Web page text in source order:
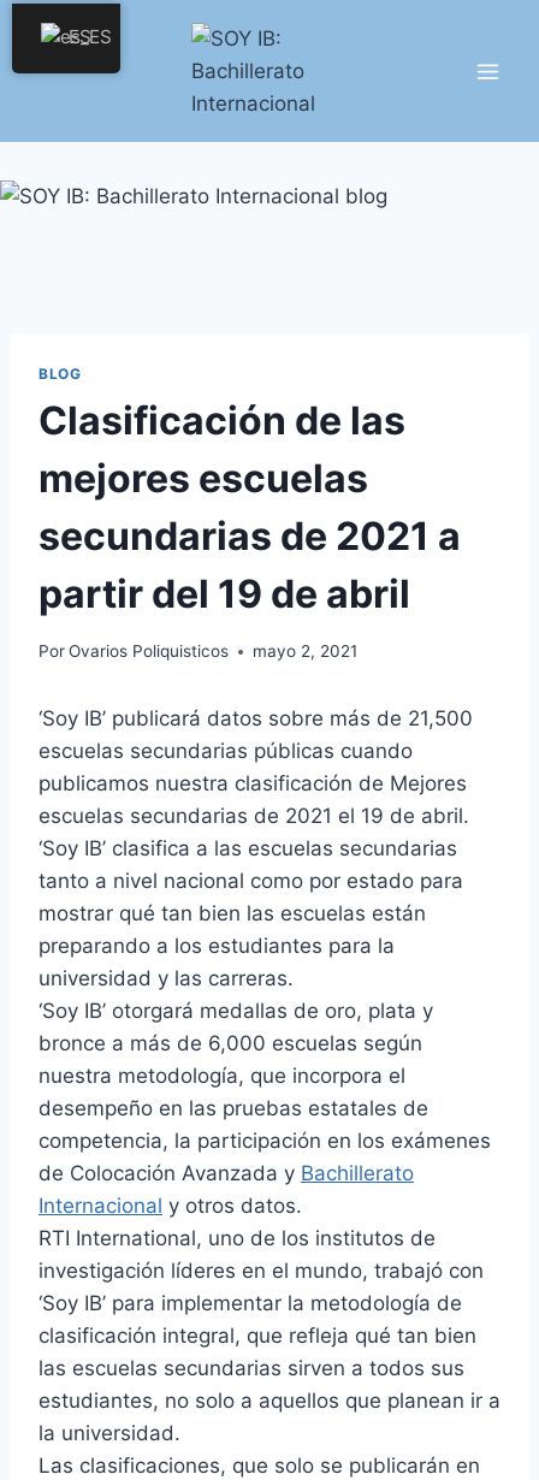
contenido
BLOG
Clasificación de las
mejores escuelas
secundarias de 2021 a
partir del 19 de abril
PorOvarios Poliquisticos mayo 2, 2021
‘Soy IB’ publicará datos sobre más de 21,500
escuelas secundarias públicas cuando
publicamos nuestra clasificación de Mejores
escuelas secundarias de 2021 el 19 de abril.
‘Soy IB’ clasifica a las escuelas secundarias
tanto a nivel nacional como por estado para
mostrar qué tan bien las escuelas están
preparando a los estudiantes para la
universidad y las carreras.
‘Soy IB’ otorgará medallas de oro, plata y
bronce a más de 6,000 escuelas según
nuestra metodología, que incorpora el
desempeño en las pruebas estatales de
competencia, la participación en los exámenes
de Colocación Avanzada y Bachillerato
Internacional y otros datos.
RTI International, uno de los institutos de
investigación líderes en el mundo, trabajó con
‘Soy IB’ para implementar la metodología de
clasificación integral, que refleja qué tan bien
las escuelas secundarias sirven a todos sus
estudiantes, no solo a aquellos que planean ir a
la universidad.
Las clasificaciones, que solo se publicarán en
ES